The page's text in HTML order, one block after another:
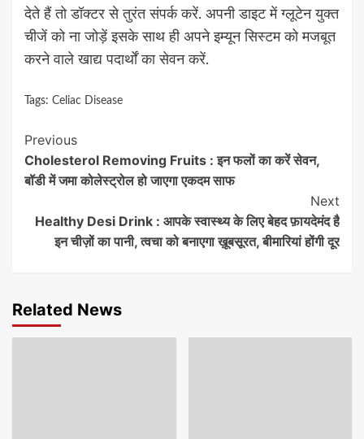
देते हैं तो डॉक्टर से तुरंत संपर्क करें. अपनी डाइट में ग्लूटेन युक्त
चीजें को ना जोड़ें इसके साथ ही अपने इम्यून सिस्टम को मजबूत
करने वाले खाद्य पदार्थों का सेवन करें.
Tags: Celiac Disease
Continue
Reading
Previous
Cholesterol Removing Fruits : इन फलों का करें सेवन,
बॉडी में जमा कोलेस्ट्रोल हो जाएगा एकदम साफ
Next
Healthy Desi Drink : आपके स्वास्थ्य के लिए बेहद फ़ायदेमंद है
इन चीज़ों का पानी, त्वचा को बनाएगा ख़ूबसूरत, बीमारियां होंगी दूर
Related News